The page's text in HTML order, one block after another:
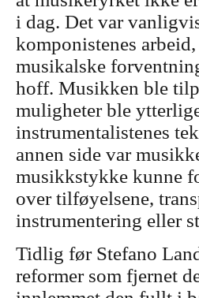
i dag. Det var
komponistenes
musikalske
hoff. Musikken ble
muligheter ble
instrumentalistenes
annen side var
musikkstykke kunne
over tilføyelsene,
instrumentering eller
Tidlig før Stefano
reformer som fjernet